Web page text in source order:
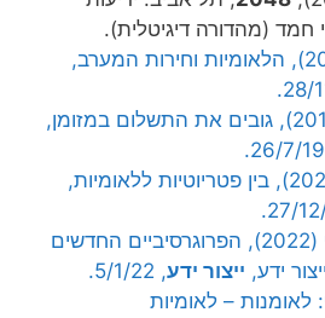
חמד (מהדורה דיגיטלית).
פנחס יחזקאלי (2022), הפרוגרסיביים החדשים
ידע, ייצור ידע, 5/1/22.
לאומנות – לאומיות